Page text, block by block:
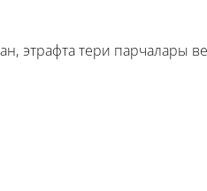
этрафта тери парчалары